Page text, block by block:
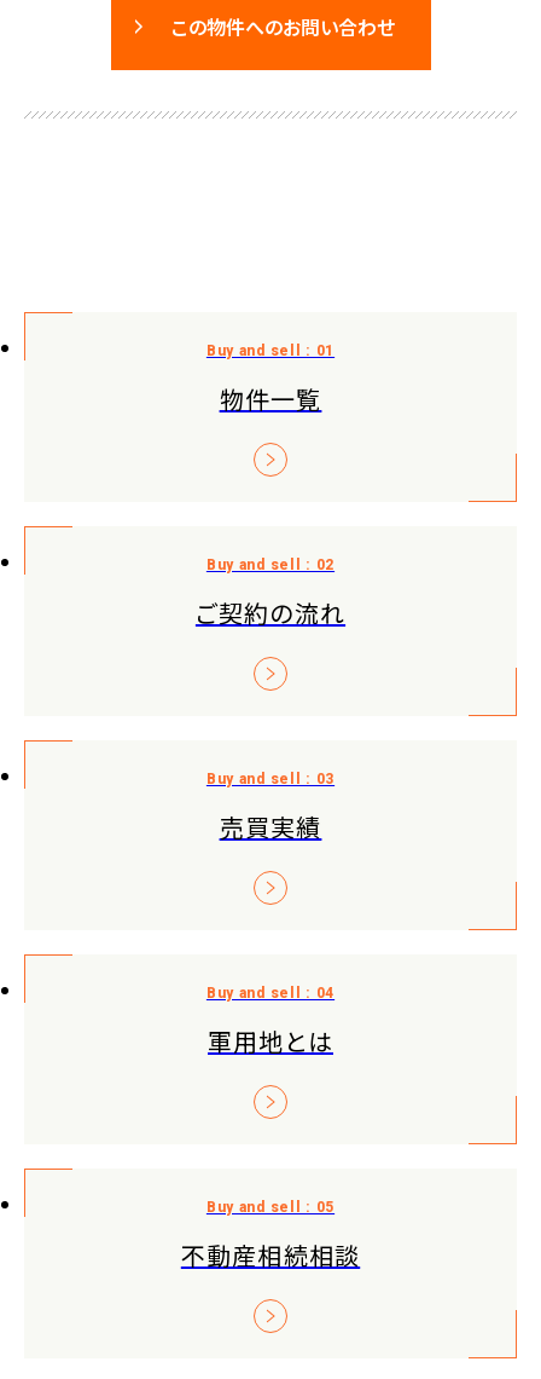
この物件へのお問い合わせ
物件一覧
ご契約の流れ
売買実績
軍用地とは
不動産相続相談